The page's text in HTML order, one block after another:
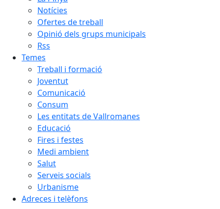
Notícies
Ofertes de treball
Opinió dels grups municipals
Rss
Temes
Treball i formació
Joventut
Comunicació
Consum
Les entitats de Vallromanes
Educació
Fires i festes
Medi ambient
Salut
Serveis socials
Urbanisme
Adreces i telèfons